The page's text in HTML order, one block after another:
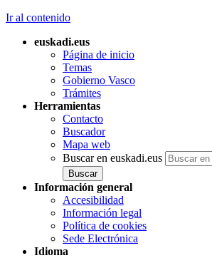
Ir al contenido
euskadi.eus
Página de inicio
Temas
Gobierno Vasco
Trámites
Herramientas
Contacto
Buscador
Mapa web
Buscar en euskadi.eus
Información general
Accesibilidad
Información legal
Política de cookies
Sede Electrónica
Idioma